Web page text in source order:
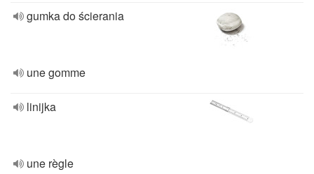
gumka do ścierania
une gomme
linijka
une règle